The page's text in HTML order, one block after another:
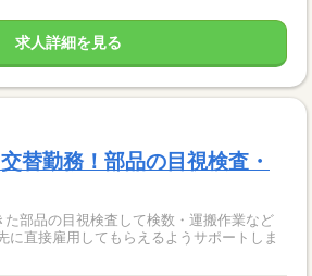
求人詳細を見る
替勤務！部品の目視検査・
た部品の目視検査して検数・運搬作業など
に直接雇用してもらえるようサポートしま